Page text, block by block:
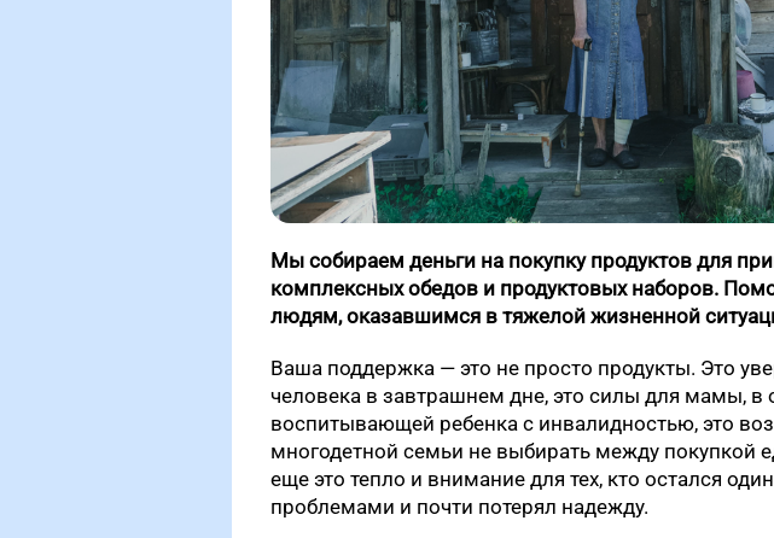
Мы собираем деньги на покупку продуктов для
комплексных обедов и продуктовых наборов.
людям, оказавшимся в тяжелой жизненной
Ваша поддержка — это не просто продукты. Это
человека в завтрашнем дне, это силы для мамы, в
воспитывающей ребенка с инвалидностью, это
многодетной семьи не выбирать между покупкой
еще это тепло и внимание для тех, кто остался
проблемами и почти потерял надежду.